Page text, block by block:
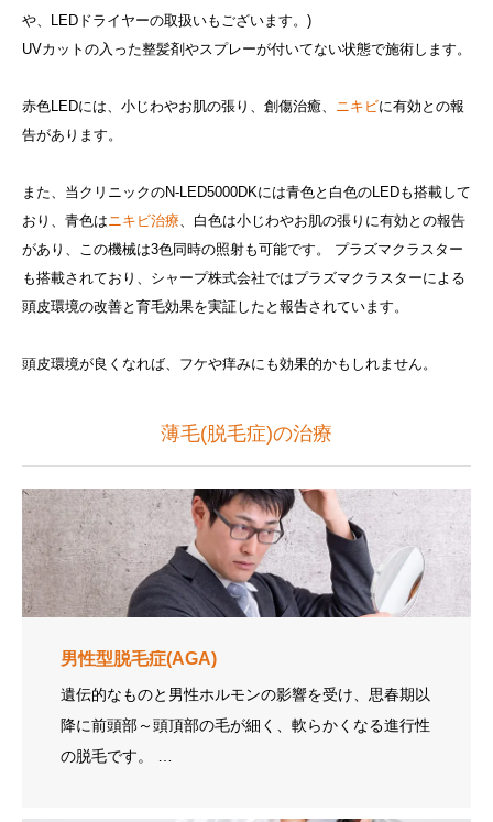
や、LEDドライヤーの取扱いもございます。)
UVカットの入った整髪剤やスプレーが付いてない状態で施術します。
赤色LEDには、小じわやお肌の張り、創傷治癒、 ニキビに有効との報
告があります。
また、当クリニックのN-LED5000DKには青色と白色のLEDも搭載して
おり、青色はニキビ治療、白色は小じわやお肌の張りに有効との報告
があり、この機械は3色同時の照射も可能です。 プラズマクラスター
も搭載されており、シャープ株式会社ではプラズマクラスターによる
頭皮環境の改善と育毛効果を実証したと報告されています。
頭皮環境が良くなれば、フケや痒みにも効果的かもしれません。
薄毛(脱毛症)の治療
男性型脱毛症(AGA)
遺伝的なものと男性ホルモンの影響を受け、思春期以
降に前頭部～頭頂部の毛が細く、軟らかくなる進行性